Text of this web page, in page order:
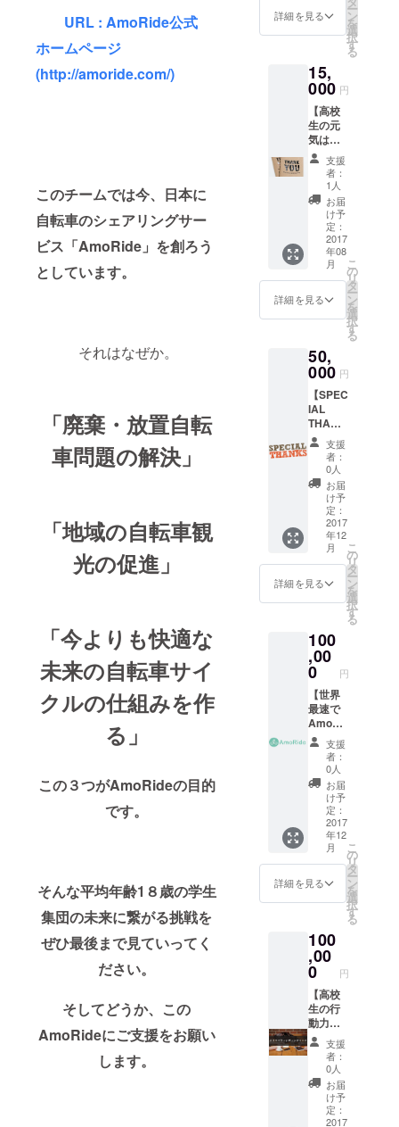
URL : AmoRide公式
ホームページ
(http://amoride.com/)
このチームでは今、日本に
自転車のシェアリングサー
ビス「AmoRide」を創ろう
としています。
それはなぜか。
「廃棄・放置自転
車問題の解決」
「地域の自転車観
光の促進」
「今よりも快適な
未来の自転車サイ
クルの仕組みを作
る」
この３つがAmoRideの目的
です。
そんな平均年齢1８歳の学生
集団の未来に繋がる挑戦を
ぜひ最後まで見ていってく
ださい。
そしてどうか、この
AmoRideにご支援をお願い
します。
向け
て、そ
れぞれ
バーか
ら感謝
のメー
ルを送
らせて
いただ
きま
す。 ・
感謝の
御礼
メール
(AmoRi
deメン
バーか
詳細を見る ー
ン
を
選
択
す
る
15,
000 円
【高校
生の元
気は無
限
大！】
〜メッ
セージ
カード
で元気
をもら
う！！
〜 ・感
謝を込
めた"手
書
セージ
カード
・感謝
の御礼
メール
(AmoRi
deメン
バーか
ら) ・
サービ
スペー
ジに
「SPEC
THANK
S」とし
て支援
いたし
ます。
※ニック
ネー
ム、匿
名を希
望の方
は別途
メール
にてご
連絡く
ださ
い。
支援
者：
1人
お届
け予
定：
2017
年08
月
詳細を見る
こ
の
リ
タ
ー
ン
を
選
択
す
る
50,
000 円
【SPEC
IAL
THANK
S！！】
〜支援
者様の
お名前
をサー
ビス
ページ
に表
記〜 ・
サービ
スペー
ジに
「SPEC
THANK
S」とし
て支援
者様の
お名前
を表記
いたし
ま
す！！
※ニック
ネー
ム、匿
名を希
望の方
は別途
メール
にてご
連絡く
ださ
い。 ・
御礼
メール
(AmoRi
deメン
バーか
ら)
支援
者：
0人
お届
け予
定：
2017
年12
月
詳細を見る
こ
の
リ
タ
ー
ン
を
選
択
す
る
100
,00
0 円
【世界
最速で
AmoRi
deを体
験しよ
う！！
】
AmoRi
de誰よ
りも早
くこの
AmoRi
deを体
験する
ことが
できま
・サー
ビス開
始よ
り"１ヶ
月"早く
先行体
験でき
る権利
※東京、
京都、
広島に
お住い
の方限
定とさ
支援
者：
0人
お届
け予
定：
2017
年12
月
詳細を見る
こ
の
リ
タ
ー
ン
を
選
択
す
る
100
,00
0 円
【高校
生の行
動力は
無限
大！！
！】 〜
あなた
の住ん
でる街
まで出
支援
者：
0人
お届
け予
定：
2017